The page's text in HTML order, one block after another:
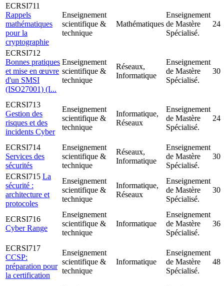
ECRSI711
Rappels
mathématiques
pour la
cryptographie
Enseignement
scientifique &
technique
Mathématiques
Enseignement
de Mastère
Spécialisé.
24
ECRSI712
Bonnes pratiques
et mise en œuvre
d'un SMSI
(ISO27001) (I...
Enseignement
scientifique &
technique
Réseaux,
Informatique
Enseignement
de Mastère
Spécialisé.
30
ECRSI713
Gestion des
risques et des
incidents Cyber
Enseignement
scientifique &
technique
Informatique,
Réseaux
Enseignement
de Mastère
Spécialisé.
24
ECRSI714
Services des
sécurités
Enseignement
scientifique &
technique
Réseaux,
Informatique
Enseignement
de Mastère
Spécialisé.
30
ECRSI715 La
sécurité :
architecture et
protocoles
Enseignement
scientifique &
technique
Informatique,
Réseaux
Enseignement
de Mastère
Spécialisé.
30
ECRSI716
Cyber Range
Enseignement
scientifique &
technique
Informatique
Enseignement
de Mastère
Spécialisé.
36
ECRSI717
CCSP:
préparation pour
la certification
Enseignement
scientifique &
technique
Informatique
Enseignement
de Mastère
Spécialisé.
48